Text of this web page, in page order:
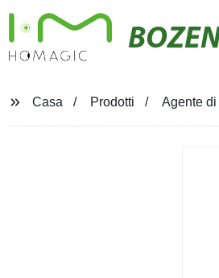
Casa Prodotti Agente